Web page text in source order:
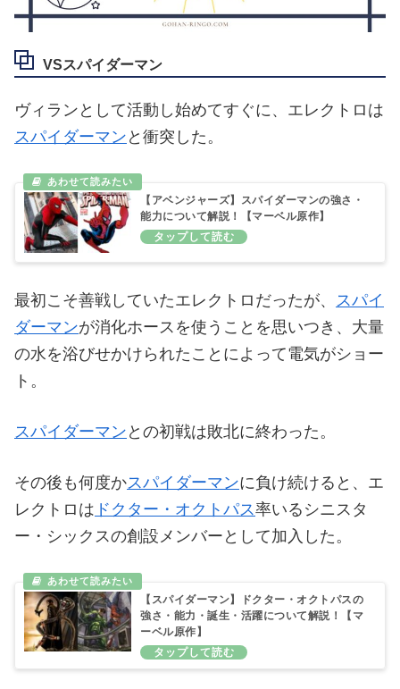
VSスパイダーマン
ヴィランとして活動し始めてすぐに、エレクトロは
スパイダーマン と衝突した。
【アベンジャーズ】スパイダーマンの強さ・
能力について解説！【マーベル原作】
最初こそ善戦していたエレクトロだったが、
スパイ
ダーマンが消化ホースを使うことを思いつき、大量
の水を浴びせかけられたことによって電気がショー
ト。
スパイダーマン との初戦は敗北に終わった。
その後も何度かスパイダーマンに負け続けると、エ
レクトロは ドクター・オクトパス率いるシニスタ
ー・シックスの創設メンバーとして加入した。
【スパイダーマン】ドクター・オクトパスの
強さ・能力・誕生・活躍について解説！【マ
ーベル原作】